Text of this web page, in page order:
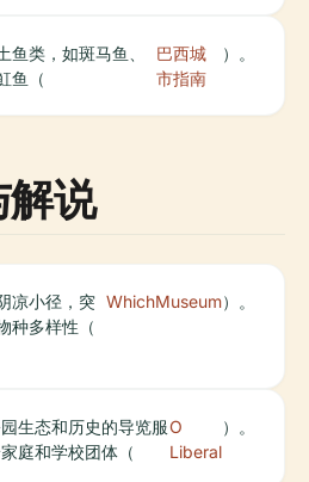
鱼类，如斑马鱼、
鱼（
巴西城
市指南
）。
说
凉小径，突
种多样性（
WhichMuseum）。
生态和历史的导览服
庭和学校团体（
O
Liberal
）。